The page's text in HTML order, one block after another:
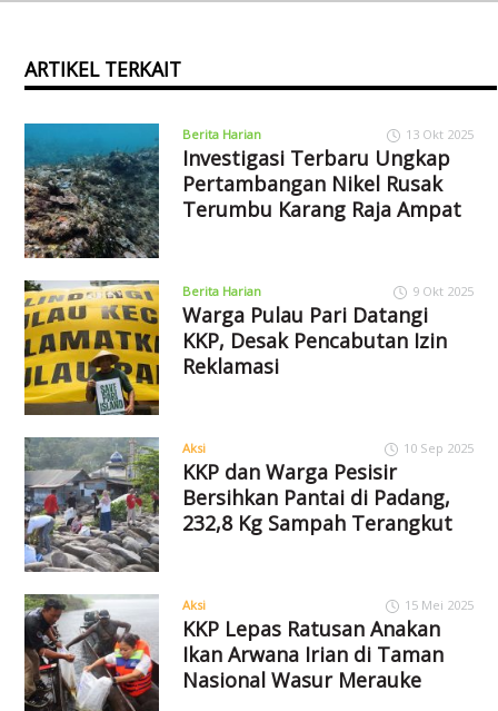
ARTIKEL TERKAIT
Berita Harian 13 Okt 2025
Investigasi Terbaru Ungkap
Pertambangan Nikel Rusak
Terumbu Karang Raja Ampat
Berita Harian 9 Okt 2025
Warga Pulau Pari Datangi
KKP, Desak Pencabutan Izin
Reklamasi
Aksi 10 Sep 2025
KKP dan Warga Pesisir
Bersihkan Pantai di Padang,
232,8 Kg Sampah Terangkut
Aksi 15 Mei 2025
KKP Lepas Ratusan Anakan
Ikan Arwana Irian di Taman
Nasional Wasur Merauke